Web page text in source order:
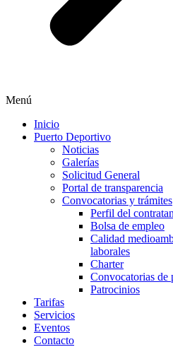
Menú
Inicio
Puerto Deportivo
Noticias
Galerías
Solicitud General
Portal de transparencia
Convocatorias y trámites
Perfil del
Bolsa de empleo
Calidad
laborales
Charter
Convocatorias de
Patrocinios
Tarifas
Servicios
Eventos
Contacto